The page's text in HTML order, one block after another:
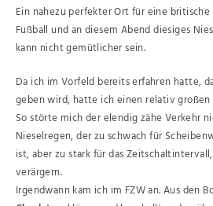
Ein nahezu perfekter Ort für eine
Fußball und an diesem Abend diesiges
kann nicht gemütlicher sein.
Da ich im Vorfeld bereits erfahren hatte,
geben wird, hatte ich einen relativ
So störte mich der elendig zähe Verkehr
Nieselregen, der zu schwach für
ist, aber zu stark für das
verärgern.
Irgendwann kam ich im FZW an. Aus den